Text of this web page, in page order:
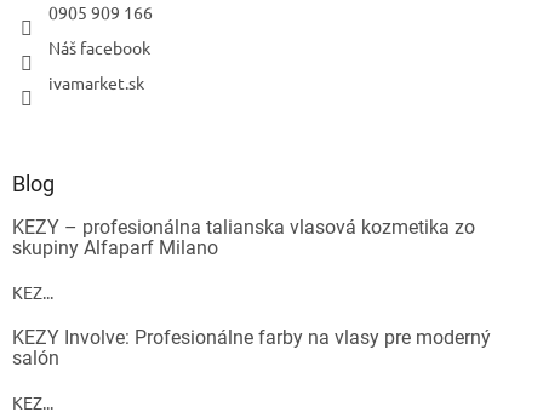
0905 909 166
Náš facebook
ivamarket.sk
Blog
KEZY – profesionálna talianska vlasová kozmetika zo
skupiny Alfaparf Milano
KEZ...
KEZY Involve: Profesionálne farby na vlasy pre moderný
salón
KEZ...